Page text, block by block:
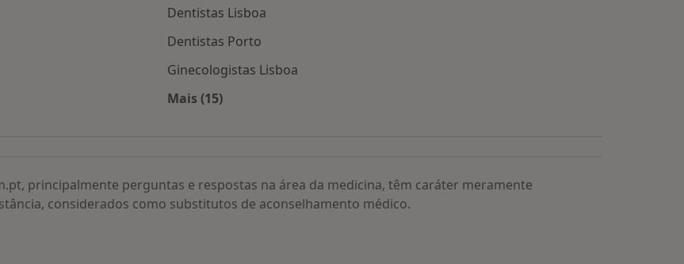
Dentistas Lisboa
Dentistas Porto
Ginecologistas Lisboa
Mais (15)
principalmente perguntas e respostas na área da medicina, têm caráter meramente
considerados como substitutos de aconselhamento médico.